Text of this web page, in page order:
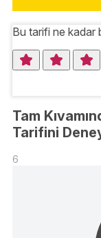
Bu tarifi ne kadar
Tam
Tarifini
6